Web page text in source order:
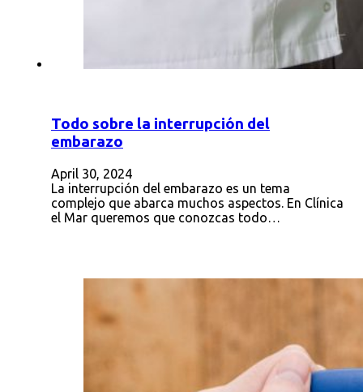
Todo sobre la interrupción del
embarazo
April 30, 2024
La interrupción del embarazo es un tema
complejo que abarca muchos aspectos. En Clínica
el Mar queremos que conozcas todo…